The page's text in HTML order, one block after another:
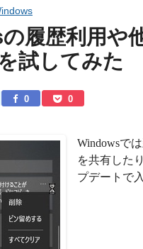
履歴利用や
試してみた
0 0
Windowsで
を共有した
プデートで